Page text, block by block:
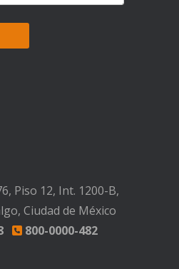
Piso 12, Int. 1200-B,
Ciudad de México
800-0000-482